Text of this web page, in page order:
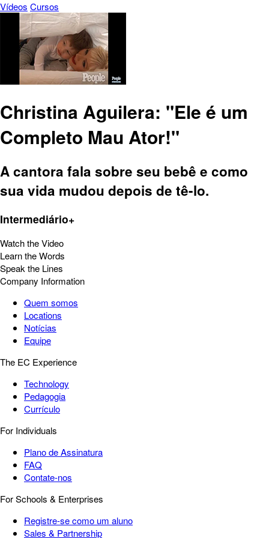
Vídeos Cursos
Christina Aguilera: "Ele é um
Completo Mau Ator!"
A cantora fala sobre seu bebê e como
sua vida mudou depois de tê-lo.
Intermediário+
Watch the Video
Learn the Words
Speak the Lines
Company Information
Quem somos
Locations
Notícias
Equipe
The EC Experience
Technology
Pedagogia
Currículo
For Individuals
Plano de Assinatura
FAQ
Contate-nos
For Schools & Enterprises
Registre-se como um aluno
Sales & Partnership